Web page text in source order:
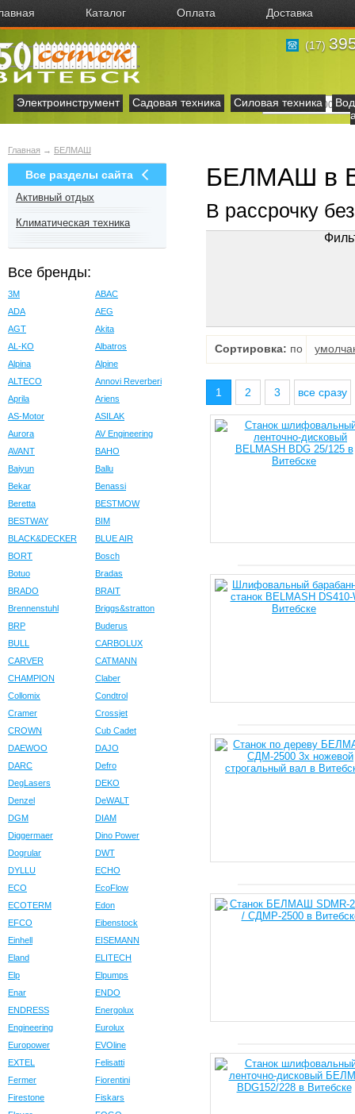
Каталог Оплата Доставка
(17)
Электроинструмент Садовая техника Силовая техника
Главная → БЕЛМАШ
Все разделы сайта
Активный отдых
Климатическая техника
Все бренды:
3M
ABAC
ADA
AEG
AGT
Akita
AL-KO
Albatros
Alpina
Alpine
ALTECO
Annovi Reverberi
Aprila
Ariens
AS-Motor
ASILAK
Aurora
AV Engineering
AVANT
BAHO
Baiyun
Ballu
Bekar
Benassi
Beretta
BESTMOW
BESTWAY
BIM
BLACK&DECKER
BLUE AIR
BORT
Bosch
Botuo
Bradas
BRADO
BRAIT
Brennenstuhl
Briggs&stratton
BRP
Buderus
BULL
CARBOLUX
CARVER
CATMANN
CHAMPION
Claber
Collomix
Condtrol
Cramer
Crossjet
CROWN
Cub Cadet
DAEWOO
DAJO
DARC
Defro
DegLasers
DEKO
Denzel
DeWALT
DGM
DIAM
Diggermaer
Dino Power
Dogrular
DWT
DYLLU
ECHO
ECO
EcoFlow
ECOTERM
Edon
EFCO
Eibenstock
Einhell
EISEMANN
Eland
ELITECH
Elp
Elpumps
Enar
ENDO
ENDRESS
Energolux
Engineering
Eurolux
Europower
EVOline
EXTEL
Felisatti
Fermer
Fiorentini
Firestone
Fiskars
БЕЛМАШ в
В рассрочку
Сортировка: по
1 2 3 все сразу